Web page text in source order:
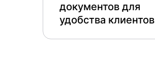
документов для
удобства клиентов